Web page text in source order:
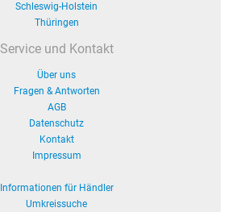
Schleswig-Holstein
Thüringen
Service und Kontakt
Über uns
Fragen & Antworten
AGB
Datenschutz
Kontakt
Impressum
Informationen für Händler
Umkreissuche